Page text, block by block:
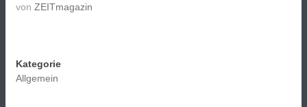
von ZEITmagazin
Kategorie
Allgemein